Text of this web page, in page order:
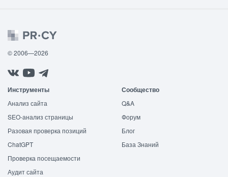
© 2006—2026
Инструменты
Анализ сайта
SEO-анализ страницы
Разовая проверка позиций
ChatGPT
Проверка посещаемости
Аудит сайта
Сообщество
Q&A
Форум
Блог
База Знаний